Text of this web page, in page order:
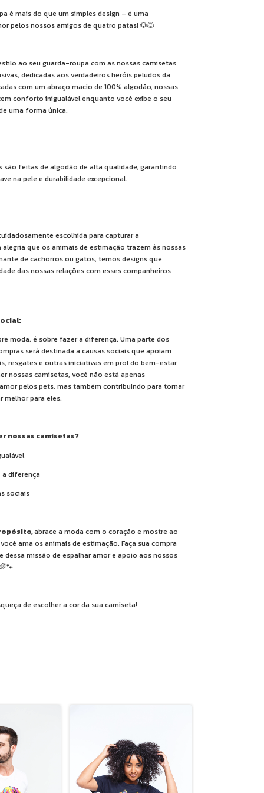
é mais do que um simples design – é uma
pelos nossos amigos de quatro patas! 🐶🐱
ao seu guarda-roupa com as nossas camisetas
dedicadas aos verdadeiros heróis peludos da
com um abraço macio de 100% algodão, nossas
conforto inigualável enquanto você exibe o seu
uma forma única.
são feitas de algodão de alta qualidade, garantindo
na pele e durabilidade excepcional.
escolhida para capturar a
alegria que os animais de estimação trazem às nossas
de cachorros ou gatos, temos designs que
das nossas relações com esses companheiros
moda, é sobre fazer a diferença. Uma parte dos
será destinada a causas sociais que apoiam
resgates e outras iniciativas em prol do bem-estar
nossas camisetas, você não está apenas
pelos pets, mas também contribuindo para tornar
melhor para eles.
nossas camisetas?
diferença
sociais
abrace a moda com o coração e mostre ao
ama os animais de estimação. Faça sua compra
dessa missão de espalhar amor e apoio aos nossos
de escolher a cor da sua camiseta!